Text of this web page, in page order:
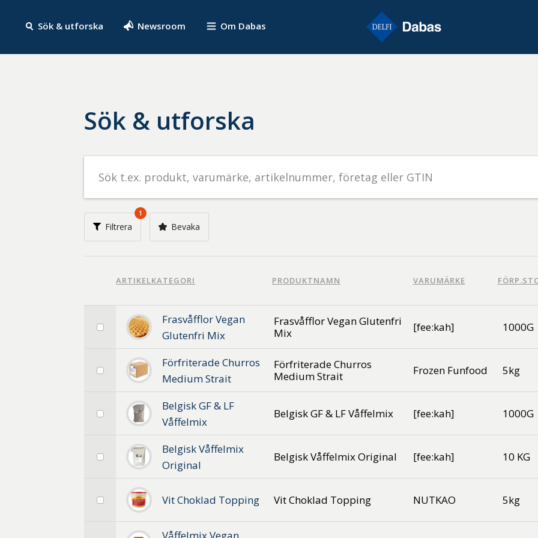
Sök & utforska Newsroom Om Dabas
Sök & utforska
Sök
livsmedel
på
t.ex.
produkt,
varumärke,
Filtrera
1
Bevaka
ARTIKELKATEGORI PRODUKTNAMN VARUMÄRKE
Välj
Glutenfri
Frasvåfflor Vegan
Glutenfri Mix
Frasvåfflor Vegan Glutenfri
Mix
[fee:kah] 1000G
Välj
Medium
Förfriterade Churros
Medium Strait
Förfriterade Churros
Medium Strait
Frozen Funfood 5kg
Välj
&
Våffelmix
Belgisk GF & LF
Våffelmix
Belgisk GF & LF Våffelmix [fee:kah] 1000G
Välj
Original
Belgisk Våffelmix
Original
Belgisk Våffelmix Original [fee:kah] 10 KG
Välj
Vit Choklad Topping Vit Choklad Topping NUTKAO 5kg
Våffelmix Vegan